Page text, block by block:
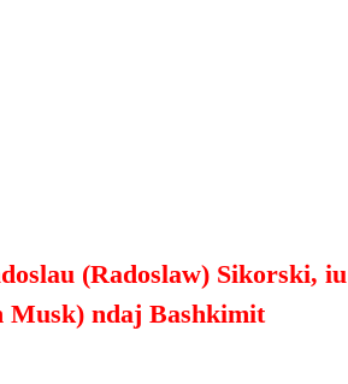
(Radoslaw) Sikorski, iu
ndaj Bashkimit